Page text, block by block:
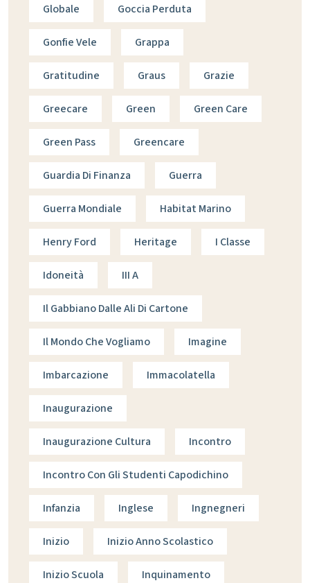
Globale Goccia Perduta
Gonfie Vele Grappa
Gratitudine Graus Grazie
Greecare Green Green Care
Green Pass Greencare
Guardia Di Finanza Guerra
Guerra Mondiale Habitat Marino
Henry Ford Heritage I Classe
Idoneità III A
Il Gabbiano Dalle Ali Di Cartone
Il Mondo Che Vogliamo Imagine
Imbarcazione Immacolatella
Inaugurazione
Inaugurazione Cultura Incontro
Incontro Con Gli Studenti Capodichino
Infanzia Inglese Ingnegneri
Inizio Inizio Anno Scolastico
Inizio Scuola Inquinamento